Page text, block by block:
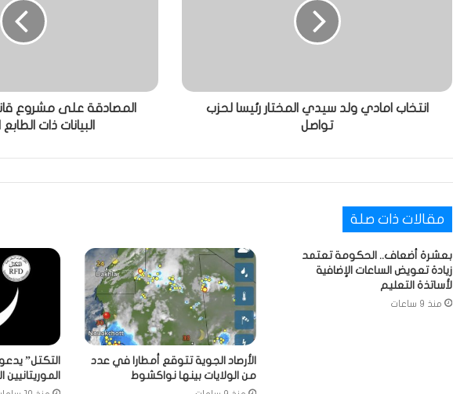
انتخاب امادي ولد سيدي المختار رئيسا لحزب
تواصل
المصادقة على مشروع
البيانات ذات
مقالات ذات صلة
بعشرة أضعاف.. الحكومة تعتمد
زيادة تعويض الساعات الإضافية
لأساتذة التعليم
منذ 9 ساعات
الأرصاد الجوية تتوقع أمطارا في عدد
من الولايات بينها نواكشوط
التكتل”